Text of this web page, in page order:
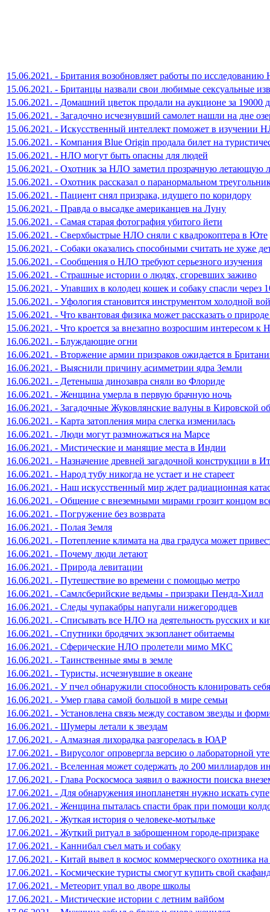
15.06.2021. - Британия возобновляет работы по
15.06.2021. - Британцы назвали свои любимые сексуальные
15.06.2021. - Домашний цветок продали на аукционе за 19000
15.06.2021. - Загадочно исчезнувший самолет нашли на дне
15.06.2021. - Искусственный интеллект поможет в изучении
15.06.2021. - Компания Blue Origin продала билет на
15.06.2021. - НЛО могут быть опасны для людей
15.06.2021. - Охотник за НЛО заметил прозрачную летающую
15.06.2021. - Охотник рассказал о паранормальном
15.06.2021. - Пациент снял призрака, идущего по коридору
15.06.2021. - Правда о высадке американцев на Луну
15.06.2021. - Самая старая фотография убитого йети
15.06.2021. - Сверхбыстрые НЛО сняли с квадрокоптера в Юте
15.06.2021. - Собаки оказались способными считать не хуже
15.06.2021. - Сообщения о НЛО требуют серьезного изучения
15.06.2021. - Страшные истории о людях, сгоревших заживо
15.06.2021. - Упавших в колодец кошек и собаку спасли через
15.06.2021. - Уфология становится инструментом холодной
15.06.2021. - Что квантовая физика может рассказать о
15.06.2021. - Что кроется за внезапно возросшим интересом к
16.06.2021. - Блуждающие огни
16.06.2021. - Вторжение армии призраков ожидается в
16.06.2021. - Выяснили причину асимметрии ядра Земли
16.06.2021. - Детеныша динозавра сняли во Флориде
16.06.2021. - Женщина умерла в первую брачную ночь
16.06.2021. - Загадочные Жуковлянские валуны в Кировской
16.06.2021. - Карта затопления мира слегка изменилась
16.06.2021. - Люди могут размножаться на Марсе
16.06.2021. - Мистические и манящие места в Индии
16.06.2021. - Назначение древней загадочной конструкции в
16.06.2021. - Народ тубу никогда не устает и не стареет
16.06.2021. - Наш искусственный мир ждет радиационная
16.06.2021. - Общение с внеземными мирами грозит концом
16.06.2021. - Погружение без возврата
16.06.2021. - Полая Земля
16.06.2021. - Потепление климата на два градуса может
16.06.2021. - Почему люди летают
16.06.2021. - Природа левитации
16.06.2021. - Путешествие во времени с помощью метро
16.06.2021. - Самлсберийские ведьмы - призраки Пендл-Хилл
16.06.2021. - Следы чупакабры напугали нижегородцев
16.06.2021. - Списывать все НЛО на деятельность русских и
16.06.2021. - Спутники бродячих экзопланет обитаемы
16.06.2021. - Сферические НЛО пролетели мимо МКС
16.06.2021. - Таинственные ямы в земле
16.06.2021. - Туристы, исчезнувшие в океане
16.06.2021. - У пчел обнаружили способность клонировать себя
16.06.2021. - Умер глава самой большой в мире семьи
16.06.2021. - Установлена связь между составом звезды и
16.06.2021. - Шумеры летали к звездам
17.06.2021. - Алмазная лихорадка разгорелась в ЮАР
17.06.2021. - Вирусолог опровергла версию о лабораторной
17.06.2021. - Вселенная может содержать до 200 миллиардов
17.06.2021. - Глава Роскосмоса заявил о важности поиска
17.06.2021. - Для обнаружения инопланетян нужно искать
17.06.2021. - Женщина пыталась спасти брак при помощи
17.06.2021. - Жуткая история о человеке-мотыльке
17.06.2021. - Жуткий ритуал в заброшенном городе-призраке
17.06.2021. - Каннибал съел мать и собаку
17.06.2021. - Китай вывел в космос коммерческого охотника
17.06.2021. - Космические туристы смогут купить свой
17.06.2021. - Метеорит упал во дворе школы
17.06.2021. - Мистические истории с летним вайбом